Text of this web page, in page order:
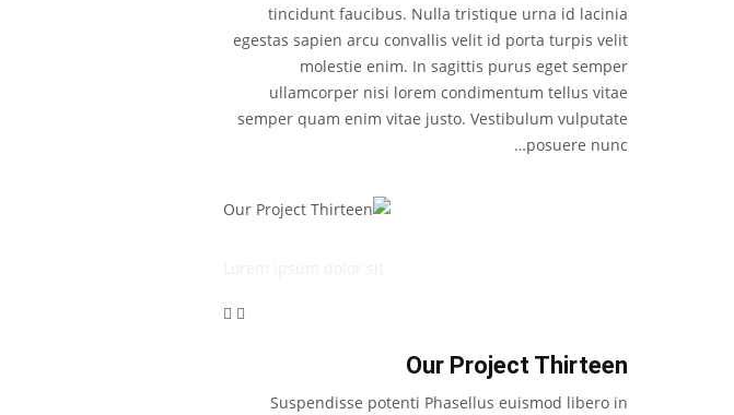
tincidunt faucibus. Nulla tristique urna id lacinia
egestas sapien arcu convallis velit id porta turpis velit
molestie enim. In sagittis purus eget semper
ullamcorper nisi lorem condimentum tellus vitae
semper quam enim vitae justo. Vestibulum vulputate
posuere nunc…
Our Project Thirteen
Suspendisse potenti Phasellus euismod libero in